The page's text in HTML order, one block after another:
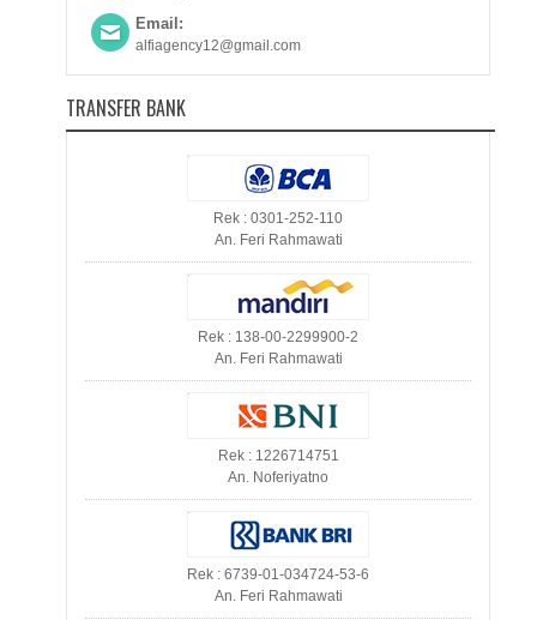
Email:
alfiagency12@gmail.com
TRANSFER BANK
Rek : 0301-252-110
An. Feri Rahmawati
Rek : 138-00-2299900-2
An. Feri Rahmawati
Rek : 1226714751
An. Noferiyatno
Rek : 6739-01-034724-53-6
An. Feri Rahmawati